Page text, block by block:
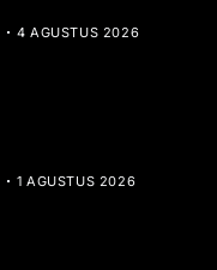
4 AGUSTUS 2026
1 AGUSTUS 2026